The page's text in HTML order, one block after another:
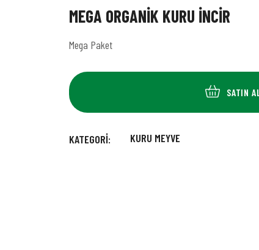
MEGA ORGANIK KURU İNCIR
Mega Paket
SATIN AL
KATEGORI: KURU MEYVE